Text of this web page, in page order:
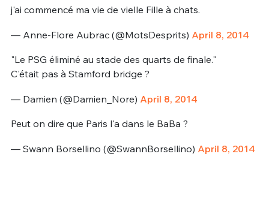
j'ai commencé ma vie de vielle Fille à chats.
— Anne-Flore Aubrac (@MotsDesprits) April 8, 2014
"Le PSG éliminé au stade des quarts de finale."
C'était pas à Stamford bridge ?
— Damien (@Damien_Nore) April 8, 2014
Peut on dire que Paris l'a dans le BaBa ?
— Swann Borsellino (@SwannBorsellino) April 8, 2014